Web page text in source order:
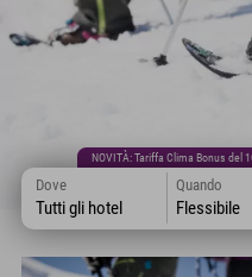
NOVITÀ: Tariffa Clima Bonus del
Dove
Tutti gli hotel
Quando
Flessibile